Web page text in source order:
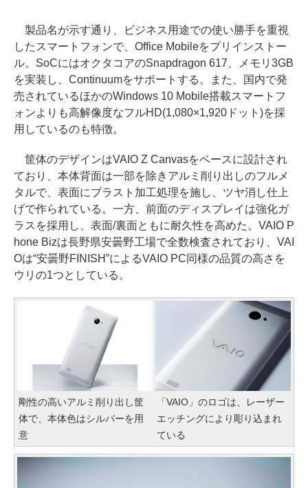
製品名が示す通り、ビジネス用途での使い勝手を重視
したスマートフォンで、Office Mobileをプリインストー
ル。SoCにはオクタコアのSnapdragon 617、メモリ3GB
を実装し、Continuumをサポートする。また、国内で発
売されているほかのWindows 10 Mobile搭載スマートフ
ォンよりも高解像度なフルHD(1,080×1,920ドット)を採
用しているのも特徴。
筐体のデザインはVAIO Z Canvasをベースに設計され
ており、本体背面は一部を除きアルミ削り出しのフルメ
タルで、表面にブラスト加工処理を施し、ツヤ消し仕上
げで作られている。一方、前面のディスプレイは強化ガ
ラスを採用し、表面/裏面ともに耐久性を高めた。VAIO P
hone Bizは長野県安曇野工場で全数検査されており、VAI
Oは“安曇野FINISH”によるVAIO PC同様の品質の高さを
ウリの1つとしている。
剛性の高いアルミ削り出し筐
体で、本体色はシルバーを用
意
「VAIO」のロゴは、レーザー
エッチングにより彫り込まれ
ている